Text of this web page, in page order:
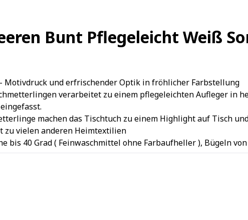
Bunt Pflegeleicht Weiß
Motivdruck und erfrischender Optik in fröhlicher Farbstellung
verarbeitet zu einem pflegeleichten Aufleger in
machen das Tischtuch zu einem Highlight auf Tisch
zu vielen anderen Heimtextilien
bis 40 Grad ( Feinwaschmittel ohne Farbaufheller ), Bügeln